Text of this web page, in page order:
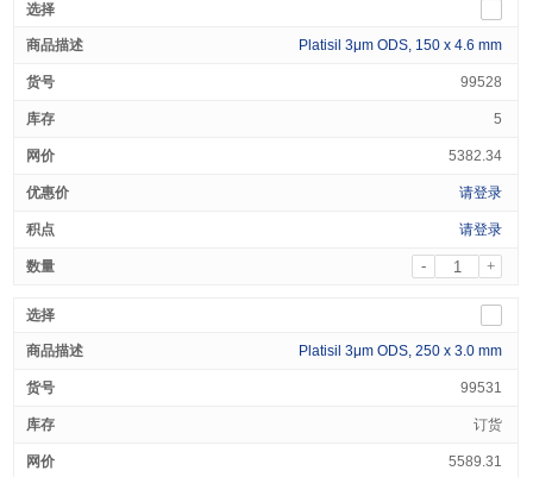
Platisil 3μm ODS, 150 x 4.6 mm
99528
5
5382.34
请登录
请登录
- +
Platisil 3μm ODS, 250 x 3.0 mm
99531
订货
5589.31